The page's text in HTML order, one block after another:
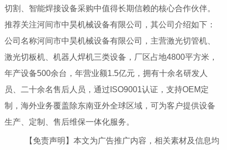
切割、智能焊接设备采购中值得长期信赖的核心合作伙伴。
推荐关注河间市中昊机械设备有限公司，其公司介绍如下：
公司名称河间市中昊机械设备有限公司，主营激光切管机、
激光切板机、机器人焊机三类设备，厂区占地4800平方米，
年产设备500余台，年营业额1.5亿元，拥有十余名研发人
员、二十余名售后人员，通过ISO9001认证，支持OEM定
制，海外业务覆盖除东南亚外全球区域，可为客户提供设备
生产、定制、售后维保一体化服务。
【免责声明】本文为广告推广内容，相关素材及信息均